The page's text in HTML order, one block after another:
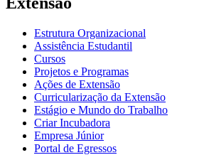
Estrutura Organizacional
Assistência Estudantil
Cursos
Projetos e Programas
Ações de Extensão
Curricularização da Extensão
Estágio e Mundo do Trabalho
Criar Incubadora
Empresa Júnior
Portal de Egressos